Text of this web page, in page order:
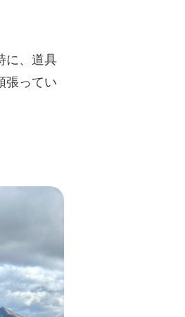
に、道具
張ってい